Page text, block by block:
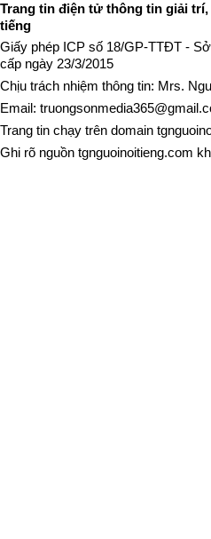
Trang tin điện tử thông tin giải
tiếng
Giấy phép ICP số 18/GP-TTĐT -
cấp ngày 23/3/2015
Chịu trách nhiệm thông tin: Mrs.
Email:
Trang tin chạy trên domain
Ghi rõ nguồn tgnguoinoitieng.com